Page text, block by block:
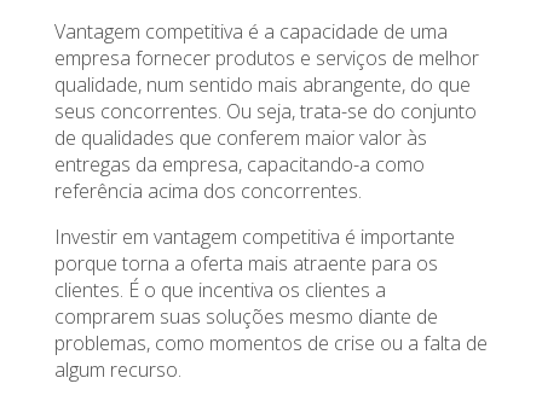
Vantagem competitiva é a capacidade de uma
empresa fornecer produtos e serviços de melhor
qualidade, num sentido mais abrangente, do que
seus concorrentes. Ou seja, trata-se do conjunto
de qualidades que conferem maior valor às
entregas da empresa, capacitando-a como
referência acima dos concorrentes.
Investir em vantagem competitiva é importante
porque torna a oferta mais atraente para os
clientes. É o que incentiva os clientes a
comprarem suas soluções mesmo diante de
problemas, como momentos de crise ou a falta de
algum recurso.